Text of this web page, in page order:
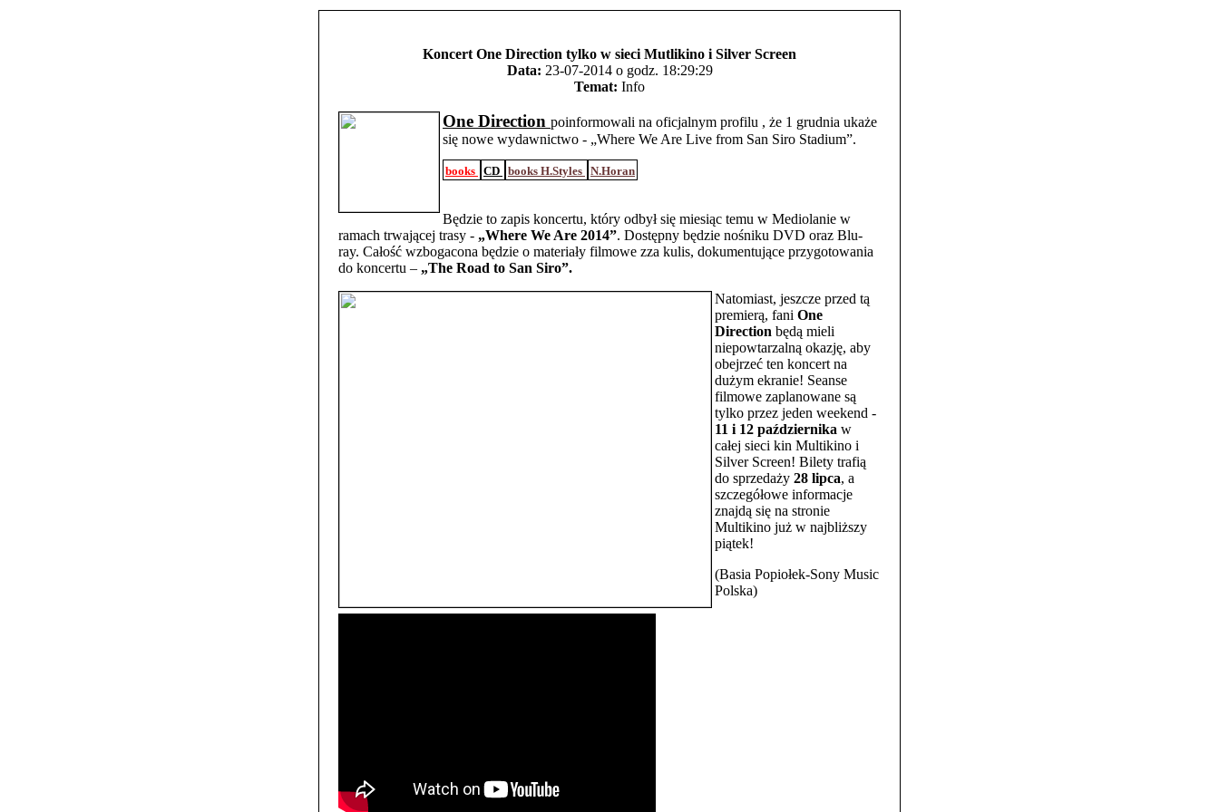
Koncert One Direction tylko w sieci Mutlikino i Silver Screen
Data: 23-07-2014 o godz. 18:29:29
Temat: Info
One Direction poinformowali na oficjalnym profilu , że 1 grudnia ukaże
się nowe wydawnictwo - „Where We Are Live from San Siro Stadium”.
books CD books H.Styles N.Horan
Będzie to zapis koncertu, który odbył się miesiąc temu w Mediolanie w
ramach trwającej trasy - „Where We Are 2014”. Dostępny będzie nośniku DVD oraz Blu-
ray. Całość wzbogacona będzie o materiały filmowe zza kulis, dokumentujące przygotowania
do koncertu – „The Road to San Siro”.
Natomiast, jeszcze przed tą
premierą, fani One
Direction będą mieli
niepowtarzalną okazję, aby
obejrzeć ten koncert na
dużym ekranie! Seanse
filmowe zaplanowane są
tylko przez jeden weekend -
11 i 12 października w
całej sieci kin Multikino i
Silver Screen! Bilety trafią
do sprzedaży 28 lipca, a
szczegółowe informacje
znajdą się na stronie
Multikino już w najbliższy
piątek!
(Basia Popiołek-Sony Music
Polska)